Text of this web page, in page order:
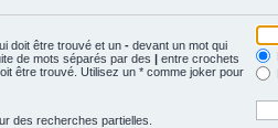
doit être trouvé et un - devant un mot qui
de mots séparés par des | entre crochets
être trouvé. Utilisez un * comme joker pour
des recherches partielles.